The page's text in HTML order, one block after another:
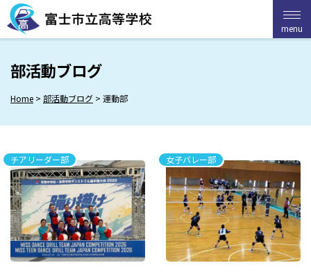
Skip
to
content
部活動ブログ
Home > 部活動ブログ > 運動部
チアリーダー部 女子バレー部
menu
menu